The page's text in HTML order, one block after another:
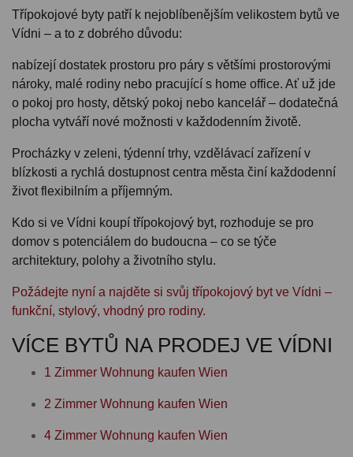
Třípokojové byty patří k nejoblíbenějším velikostem bytů ve
Vídni – a to z dobrého důvodu:
nabízejí dostatek prostoru pro páry s většími prostorovými
nároky, malé rodiny nebo pracující s home office. Ať už jde
o pokoj pro hosty, dětský pokoj nebo kancelář – dodatečná
plocha vytváří nové možnosti v každodenním životě.
Procházky v zeleni, týdenní trhy, vzdělávací zařízení v
blízkosti a rychlá dostupnost centra města činí každodenní
život flexibilním a příjemným.
Kdo si ve Vídni koupí třípokojový byt, rozhoduje se pro
domov s potenciálem do budoucna – co se týče
architektury, polohy a životního stylu.
Požádejte nyní a najděte si svůj třípokojový byt ve Vídni –
funkční, stylový, vhodný pro rodiny.
VÍCE BYTŮ NA PRODEJ VE VÍDNI
1 Zimmer Wohnung kaufen Wien
2 Zimmer Wohnung kaufen Wien
4 Zimmer Wohnung kaufen Wien